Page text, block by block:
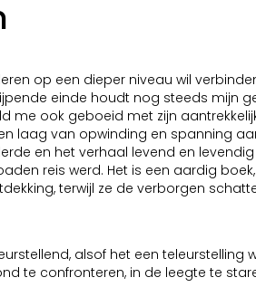
op een dieper niveau wil
einde houdt nog steeds mijn
me ook geboeid met zijn
laag van opwinding en spanning
en het verhaal levend en
reis werd. Het is een aardig
terwijl ze de verborgen
alsof het een
te confronteren, in de leegte te